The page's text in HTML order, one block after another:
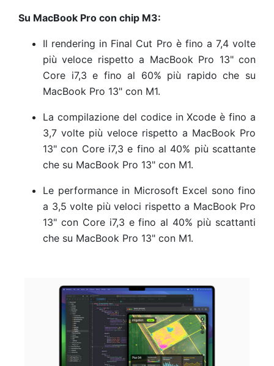
Su MacBook Pro con chip M3:
Il rendering in Final Cut Pro è fino a 7,4 volte
più veloce rispetto a MacBook Pro 13" con
Core i7,3 e fino al 60% più rapido che su
MacBook Pro 13" con M1.
La compilazione del codice in Xcode è fino a
3,7 volte più veloce rispetto a MacBook Pro
13" con Core i7,3 e fino al 40% più scattante
che su MacBook Pro 13" con M1.
Le performance in Microsoft Excel sono fino
a 3,5 volte più veloci rispetto a MacBook Pro
13" con Core i7,3 e fino al 40% più scattanti
che su MacBook Pro 13" con M1.